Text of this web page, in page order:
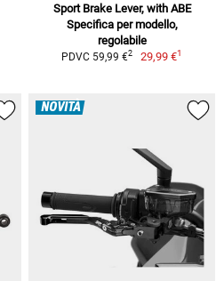
Sport Brake Lever, with ABE
Specifica per modello,
regolabile
PDVC 59,99 €2 29,99 €1
NOVITÀ